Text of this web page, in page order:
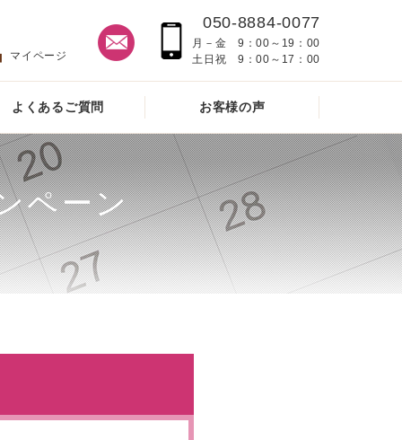
マイページ
050-8884-0077
月－金 9：00～19：00
土日祝 9：00～17：00
よくあるご質問 お客様の声
ペーン